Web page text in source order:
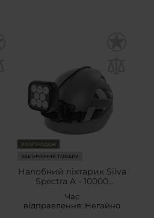
РОЗПРОДАЖ
ЗАКІНЧЕННЯ ТОВАРУ
Налобний ліхтарик Silva
Spectra A - 10000
Час
відправлення: Негайно